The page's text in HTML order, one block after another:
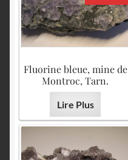
Fluorine bleue, mine de
Montroc, Tarn.
Lire Plus